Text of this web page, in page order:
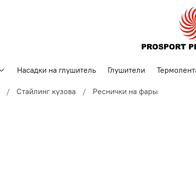
Насадки на глушитель Глушители
Стайлинг кузова Реснички на фары